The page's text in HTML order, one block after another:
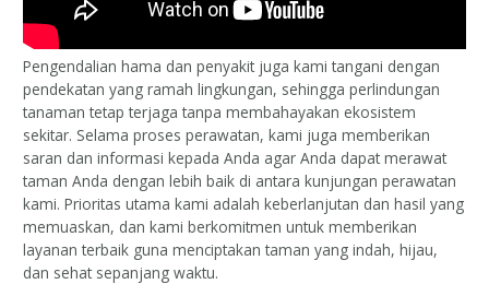
Pengendalian hama dan penyakit juga kami tangani dengan
pendekatan yang ramah lingkungan, sehingga perlindungan
tanaman tetap terjaga tanpa membahayakan ekosistem
sekitar. Selama proses perawatan, kami juga memberikan
saran dan informasi kepada Anda agar Anda dapat merawat
taman Anda dengan lebih baik di antara kunjungan perawatan
kami. Prioritas utama kami adalah keberlanjutan dan hasil yang
memuaskan, dan kami berkomitmen untuk memberikan
layanan terbaik guna menciptakan taman yang indah, hijau,
dan sehat sepanjang waktu.